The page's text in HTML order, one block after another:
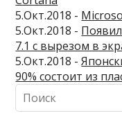
5.Окт.2018 -
5.Окт.2018 -
7.1 с вырезом в
5.Окт.2018 -
90% состоит из